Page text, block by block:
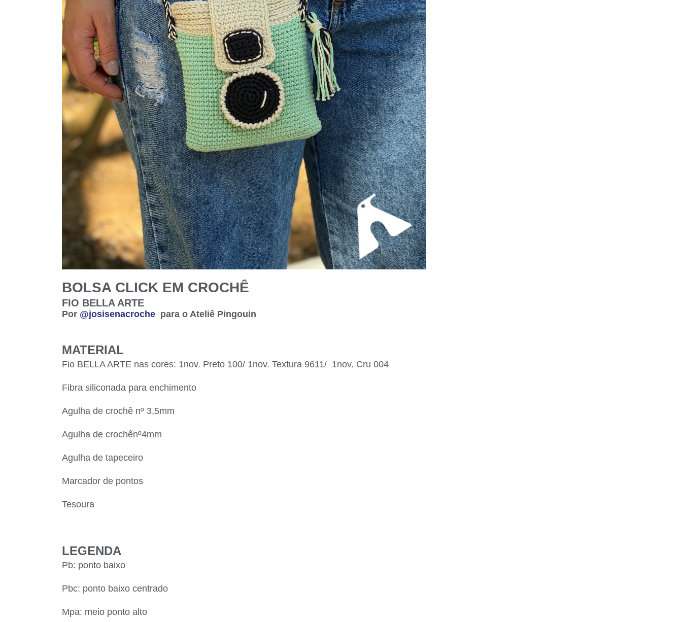
BOLSA CLICK EM CROCHÊ
FIO BELLA ARTE
Por @josisenacroche para o Ateliê Pingouin
MATERIAL
Fio BELLA ARTE nas cores: 1nov. Preto 100/ 1nov. Textura 9611/ 1nov. Cru 004
Fibra siliconada para enchimento
Agulha de crochê nº 3,5mm
Agulha de crochênº4mm
Agulha de tapeceiro
Marcador de pontos
Tesoura
LEGENDA
Pb: ponto baixo
Pbc: ponto baixo centrado
Mpa: meio ponto alto